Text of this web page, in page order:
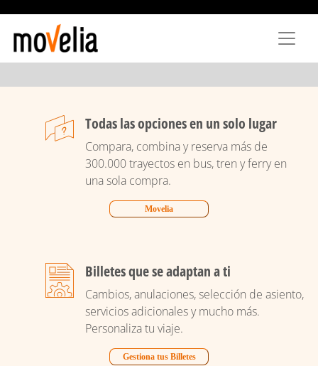
principal
Todas las opciones en un solo lugar
Compara, combina y reserva más de
300.000 trayectos en bus, tren y ferry en
una sola compra.
Movelia
Billetes que se adaptan a ti
Cambios, anulaciones, selección de asiento,
servicios adicionales y mucho más.
Personaliza tu viaje.
Gestiona tus Billetes